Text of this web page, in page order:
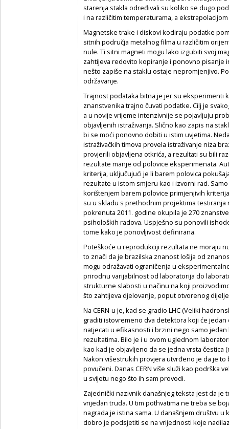
starenja stakla određivali su koliko se dugo
i na različitim temperaturama, a
Magnetske trake i diskovi kodiraju podatke
sitnih područja metalnog filma u različitim
nule. Ti sitni magneti mogu lako izgubiti svoj
zahtijeva redovito kopiranje i ponovno pisanje
nešto zapiše na staklu ostaje nepromjenjivo.
održavanje.
Trajnost podataka bitna je jer su eksperimenti
znanstvenika trajno čuvati podatke. Cilj je
a u novije vrijeme intenzivnije se pojavljuju
objavljenih istraživanja. Slično kao zapis na
bi se moći ponovno dobiti u istim uvjetima.
istraživačkih timova provela istraživanje niza
provjerili objavljena otkrića, a rezultati su bili
rezultate manje od polovice eksperimenata.
kriterija, uključujući je li barem polovica
rezultate u istom smjeru kao i izvorni rad.
korištenjem barem polovice primjenjivih
su u skladu s prethodnim projektima
pokrenuta 2011. godine okupila je 270
psiholoških radova. Uspješno su ponovili
tome kako je ponovljivost definirana.
Poteškoće u reprodukciji rezultata ne moraju
to znači da je brazilska znanost lošija od
mogu odražavati ograničenja u
prirodnu varijabilnost od laboratorija do
strukturne slabosti u načinu na koji
što zahtijeva djelovanje, poput otvorenog
Na CERN-u je, kad se gradio LHC (Veliki
graditi istovremeno dva detektora koji će
natjecati u efikasnosti i brzini nego samo
rezultatima. Bilo je i u ovom uglednom
kao kad je objavljeno da se jedna vrsta
Nakon višestrukih provjera utvrđeno je da je
povučeni. Danas CERN više služi kao podrška
u svijetu nego što ih sam provodi.
Zajednički nazivnik današnjeg teksta jest da je
vrijedan truda. U tim pothvatima ne treba se
nagrada je istina sama. U današnjem društvu
dobro je podsjetiti se na vrijednosti koje